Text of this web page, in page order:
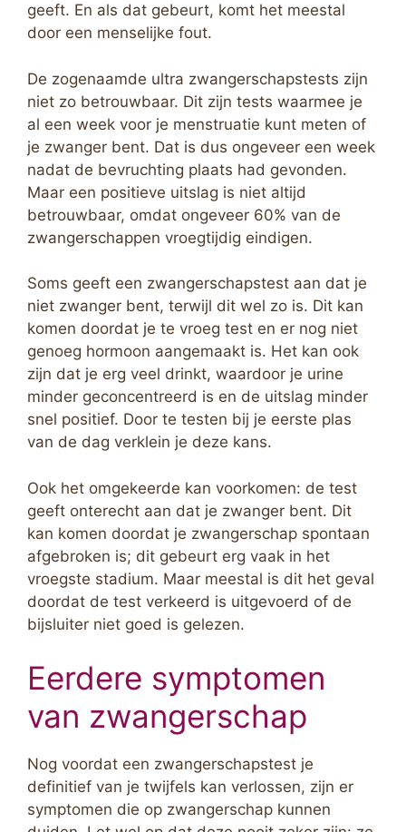
geeft. En als dat gebeurt, komt het meestal
door een menselijke fout.
De zogenaamde ultra zwangerschapstests zijn
niet zo betrouwbaar. Dit zijn tests waarmee je
al een week voor je menstruatie kunt meten of
je zwanger bent. Dat is dus ongeveer een week
nadat de bevruchting plaats had gevonden.
Maar een positieve uitslag is niet altijd
betrouwbaar, omdat ongeveer 60% van de
zwangerschappen vroegtijdig eindigen.
Soms geeft een zwangerschapstest aan dat je
niet zwanger bent, terwijl dit wel zo is. Dit kan
komen doordat je te vroeg test en er nog niet
genoeg hormoon aangemaakt is. Het kan ook
zijn dat je erg veel drinkt, waardoor je urine
minder geconcentreerd is en de uitslag minder
snel positief. Door te testen bij je eerste plas
van de dag verklein je deze kans.
Ook het omgekeerde kan voorkomen: de test
geeft onterecht aan dat je zwanger bent. Dit
kan komen doordat je zwangerschap spontaan
afgebroken is; dit gebeurt erg vaak in het
vroegste stadium. Maar meestal is dit het geval
doordat de test verkeerd is uitgevoerd of de
bijsluiter niet goed is gelezen.
Eerdere symptomen
van zwangerschap
Nog voordat een zwangerschapstest je
definitief van je twijfels kan verlossen, zijn er
symptomen die op zwangerschap kunnen